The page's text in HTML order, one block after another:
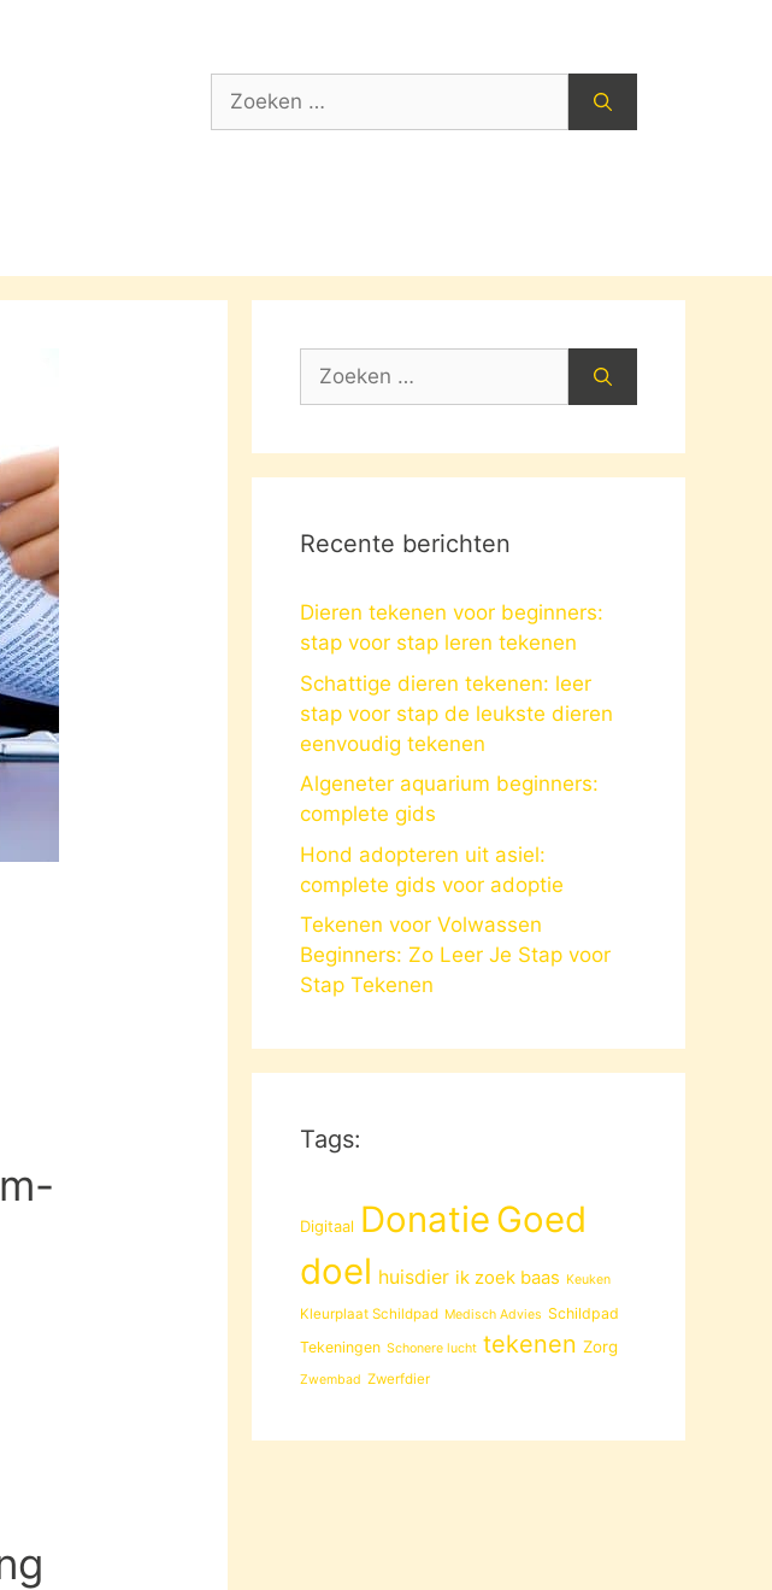
Zoek
Zoek
Recente berichten
Dieren tekenen voor beginners:
stap voor stap leren tekenen
Schattige dieren tekenen: leer
stap voor stap de leukste dieren
eenvoudig tekenen
Algeneter aquarium beginners:
complete gids
Hond adopteren uit asiel:
complete gids voor adoptie
Tekenen voor Volwassen
Beginners: Zo Leer Je Stap voor
Stap Tekenen
Tags:
Digitaal Donatie Goed
doel huisdier ik zoek baas Keuken
Kleurplaat Schildpad Medisch Advies Schildpad
Tekeningen Schonere lucht tekenen Zorg
Zwembad Zwerfdier